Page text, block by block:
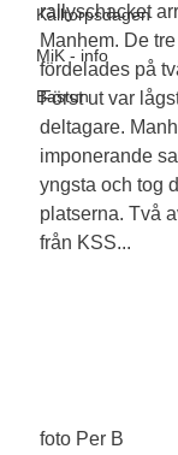
Kålltorpsdagen
MiK - info
Bastun
rallyschacket
Manhem. De
fördelades på
Först ut var
deltagare.
imponerande
yngsta och tog
platserna. Två
från KSS...
foto Per B